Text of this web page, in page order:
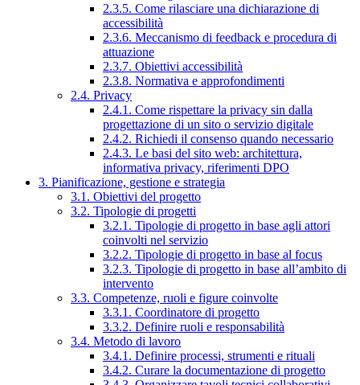
2.3.5. Come rilasciare una dichiarazione di
accessibilità
2.3.6. Meccanismo di feedback e procedura di
attuazione
2.3.7. Obiettivi accessibilità
2.3.8. Normativa e approfondimenti
2.4. Privacy
2.4.1. Come rispettare la privacy sin dalla
progettazione di un sito o servizio digitale
2.4.2. Richiedi il consenso quando necessario
2.4.3. Le basi del sito web: architettura,
informativa privacy, riferimenti DPO
3. Pianificazione, gestione e strategia
3.1. Obiettivi del progetto
3.2. Tipologie di progetti
3.2.1. Tipologie di progetto in base agli attori
coinvolti nel servizio
3.2.2. Tipologie di progetto in base al focus
3.2.3. Tipologie di progetto in base all’ambito di
intervento
3.3. Competenze, ruoli e figure coinvolte
3.3.1. Coordinatore di progetto
3.3.2. Definire ruoli e responsabilità
3.4. Metodo di lavoro
3.4.1. Definire processi, strumenti e rituali
3.4.2. Curare la documentazione di progetto